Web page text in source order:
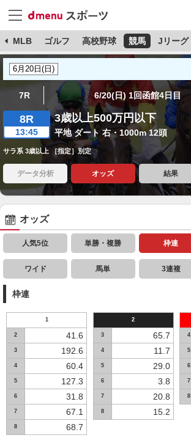
MLB ゴルフ 高校野球 競馬 Jリーグ
7R 6/20(日) 1回函館4日目
8R
13:45
3歳以上500万円以下
平地 ダート 右・1000m 12頭
サラ系 3歳以上 ［指定］別定
データ分析 オッズ 結果
オッズ
人気5位 単勝・複勝 枠連
ワイド 馬単 3連複
枠連
1
2 41.6
3 192.6
4 60.4
5 127.3
6 31.8
7 67.1
8 68.7
2
3 65.7
4 11.7
5 29.0
6 3.8
7 20.8
8 15.2
4
5
6
7
8